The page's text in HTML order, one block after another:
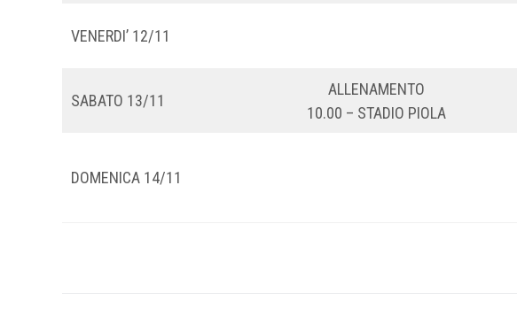
VENERDI’ 12/11
SABATO 13/11
ALLENAMENTO
10.00 – STADIO PIOLA
DOMENICA 14/11